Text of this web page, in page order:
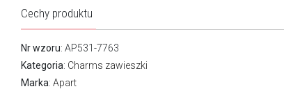
Cechy produktu
Nr wzoru: AP531-7763
Kategoria: Charms zawieszki
Marka: Apart